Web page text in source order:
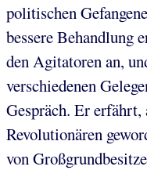
politischen
bessere Behandlung
den Agitatoren an,
verschiedenen
Gespräch. Er erfährt,
Revolutionären
von